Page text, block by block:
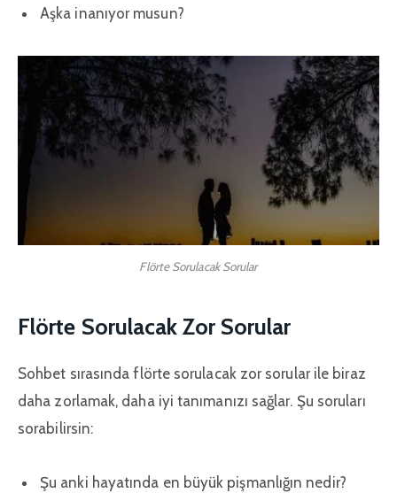
Aşka inanıyor musun?
Flörte Sorulacak Sorular
Flörte Sorulacak Zor Sorular
Sohbet sırasında flörte sorulacak zor sorular ile biraz
daha zorlamak, daha iyi tanımanızı sağlar. Şu soruları
sorabilirsin:
Şu anki hayatında en büyük pişmanlığın nedir?